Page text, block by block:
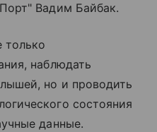
Вадим Байбак.
только
наблюдать
но и проводить
состояния
данные.